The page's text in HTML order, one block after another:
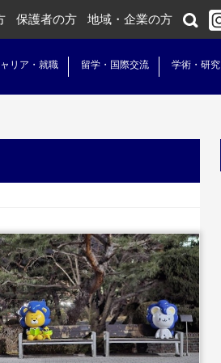
保護者の方 地域・企業の方
リア・就職 留学・国際交流 学術・研究
...続きを読む